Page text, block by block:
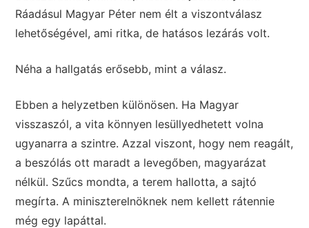
Ráadásul Magyar Péter nem élt a viszontválasz
lehetőségével, ami ritka, de hatásos lezárás volt.
Néha a hallgatás erősebb, mint a válasz.
Ebben a helyzetben különösen. Ha Magyar
visszaszól, a vita könnyen lesüllyedhetett volna
ugyanarra a szintre. Azzal viszont, hogy nem reagált,
a beszólás ott maradt a levegőben, magyarázat
nélkül. Szűcs mondta, a terem hallotta, a sajtó
megírta. A miniszterelnöknek nem kellett rátennie
még egy lapáttal.